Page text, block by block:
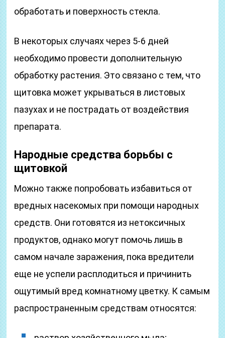
обработать и поверхность стекла.
В некоторых случаях через 5-6 дней
необходимо провести дополнительную
обработку растения. Это связано с тем, что
щитовка может укрываться в листовых
пазухах и не пострадать от воздействия
препарата.
Народные средства борьбы с
щитовкой
Можно также попробовать избавиться от
вредных насекомых при помощи народных
средств. Они готовятся из нетоксичных
продуктов, однако могут помочь лишь в
самом начале заражения, пока вредители
еще не успели расплодиться и причинить
ощутимый вред комнатному цветку. К самым
распространенным средствам относятся: